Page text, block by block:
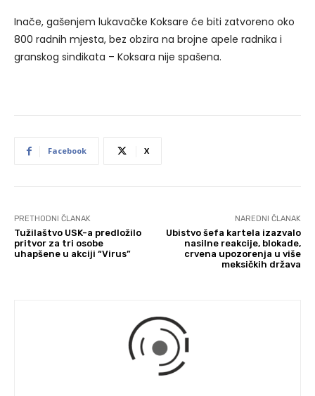
Inače, gašenjem lukavačke Koksare će biti zatvoreno oko
800 radnih mjesta, bez obzira na brojne apele radnika i
granskog sindikata – Koksara nije spašena.
Facebook X
PRETHODNI ČLANAK
Tužilaštvo USK-a predložilo
pritvor za tri osobe
uhapšene u akciji “Virus”
NAREDNI ČLANAK
Ubistvo šefa kartela izazvalo
nasilne reakcije, blokade,
crvena upozorenja u više
meksičkih država